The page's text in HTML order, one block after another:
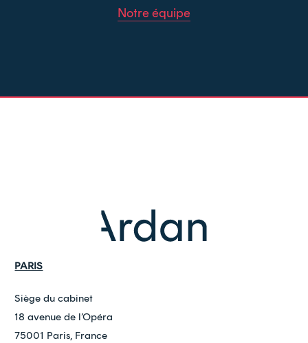
Notre équipe
PARIS
Siège du cabinet
18 avenue de l’Opéra
75001 Paris, France